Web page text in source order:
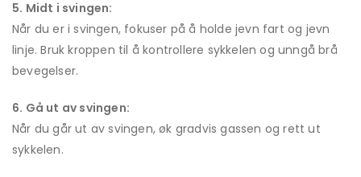
5. Midt i svingen:
Når du er i svingen, fokuser på å holde jevn fart og jevn
linje. Bruk kroppen til å kontrollere sykkelen og unngå brå
bevegelser.
6. Gå ut av svingen:
Når du går ut av svingen, øk gradvis gassen og rett ut
sykkelen.